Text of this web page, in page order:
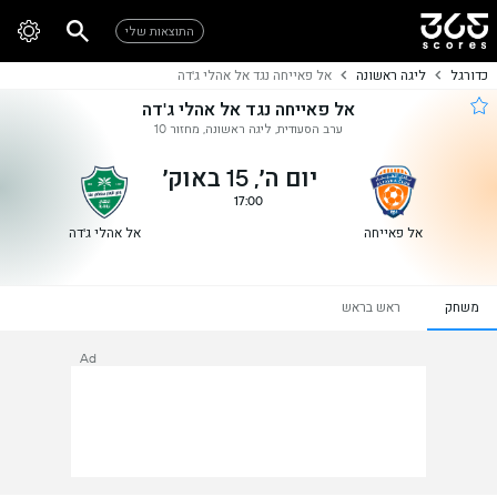
התוצאות שלי
כדורגל ליגה ראשונה אל פאייחה נגד אל אהלי ג'דה
אל פאייחה נגד אל אהלי ג'דה
ערב הסעודית, ליגה ראשונה, מחזור 10
אל פאייחה
יום ה׳, 15 באוק׳
17:00
אל אהלי ג'דה
משחק ראש בראש
Ad